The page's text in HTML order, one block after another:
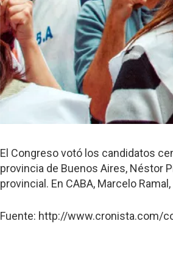
El Congreso votó los candidatos
provincia de Buenos Aires, Néstor
provincial. En CABA, Marcelo
Fuente: http://www.cronista.com/